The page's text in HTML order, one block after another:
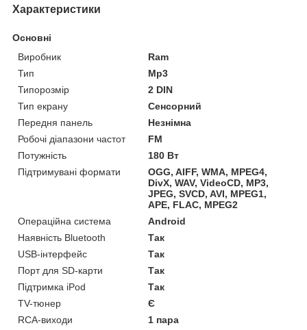
Характеристики
Основні
Виробник
Ram
Тип
Mp3
Типорозмір
2 DIN
Тип екрану
Сенсорний
Передня панель
Незнімна
Робочі діапазони частот
FM
Потужність
180 Вт
Підтримувані формати
OGG, AIFF, WMA, MPEG4,
DivX, WAV, VideoCD, MP3,
JPEG, SVCD, AVI, MPEG1,
APE, FLAC, MPEG2
Операційна система
Android
Наявність Bluetooth
Так
USB-інтерфейс
Так
Порт для SD-карти
Так
Підтримка iPod
Так
TV-тюнер
Є
RCA-виходи
1 пара